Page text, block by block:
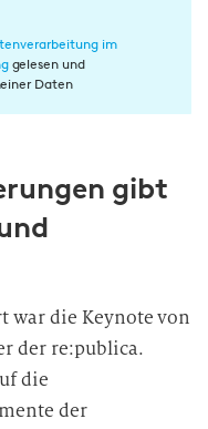
im
gelesen und
Daten
gibt
war die Keynote von
der re:publica.
die
der